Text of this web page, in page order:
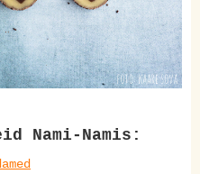
Nami-Namis: